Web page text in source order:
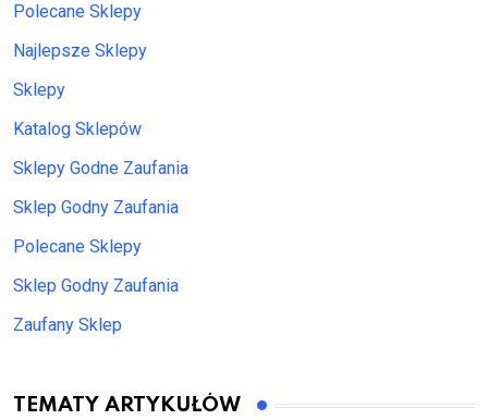
Polecane Sklepy
Najlepsze Sklepy
Sklepy
Katalog Sklepów
Sklepy Godne Zaufania
Sklep Godny Zaufania
Polecane Sklepy
Sklep Godny Zaufania
Zaufany Sklep
TEMATY ARTYKUŁÓW